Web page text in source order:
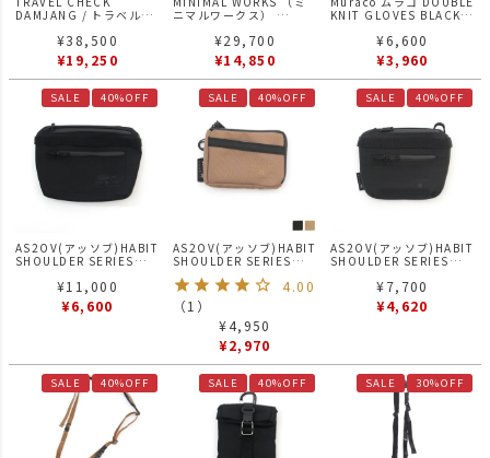
DAMJANG / トラベルチ
ン 陣幕 横陣
¥38,500
¥19,250
ニマルワークス）
¥29,700
¥14,850
KNIT GLOVES BLACK
¥6,600
¥3,960
SALE 40%OFF
AS2OV(アッソブ)HABIT
SHOULDER SERIES
CORDURA
POUCH ポーチ ハビット
¥11,000
¥6,600
SALE 40%OFF
AS2OV(アッソブ)HABIT
SHOULDER SERIES
305D WATER PROOF
CORDURA
COIN CASE コインケー
ス 財布 ハビット
4.00
（1 ）
¥4,950
¥2,970
SALE 40%OFF
AS2OV(アッソブ)HABIT
SHOULDER SERIES
CORDURA
CONPACT WALLET コン
パクトウォレット 財布
¥7,700
¥4,620
SALE 40%OFF SALE 40%OFF SALE 30%OFF